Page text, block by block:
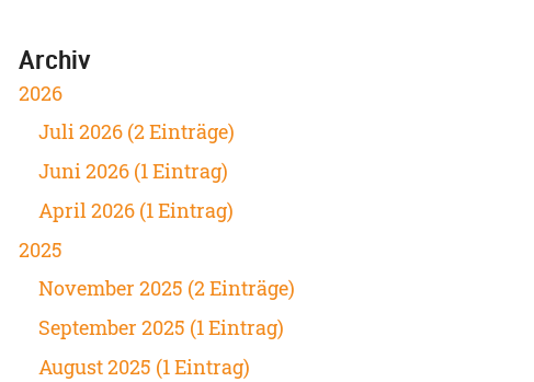
Archiv
2026
Juli 2026 (2 Einträge)
Juni 2026 (1 Eintrag)
April 2026 (1 Eintrag)
2025
November 2025 (2 Einträge)
September 2025 (1 Eintrag)
August 2025 (1 Eintrag)